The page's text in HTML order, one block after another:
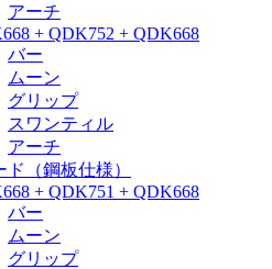
アーチ
+ QDK752 + QDK668
バー
ムーン
グリップ
スワンティル
アーチ
（鋼板仕様）
+ QDK751 + QDK668
バー
ムーン
グリップ